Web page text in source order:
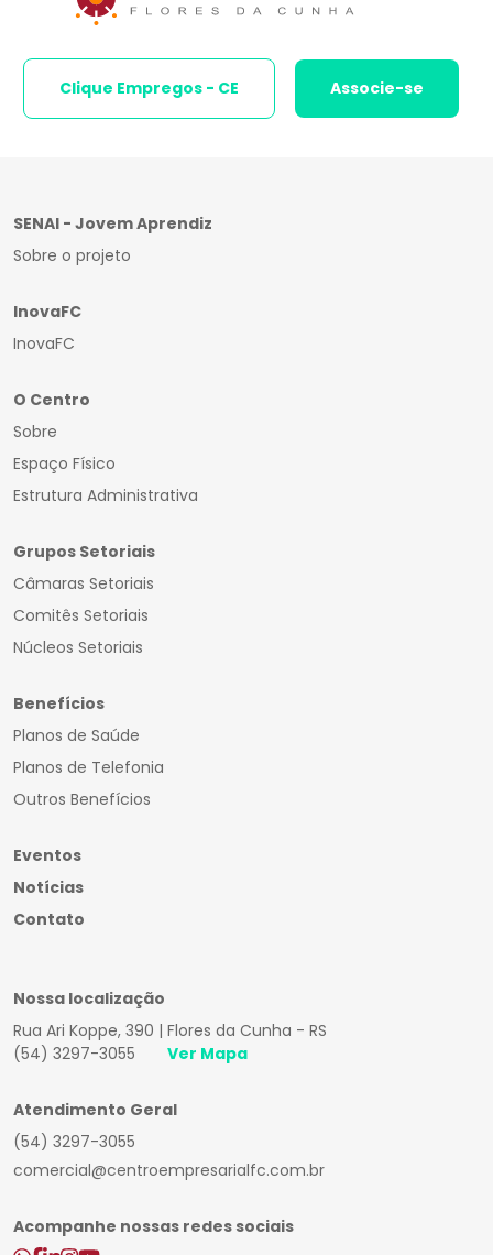
Clique Empregos - CE Associe-se
SENAI - Jovem Aprendiz
Sobre o projeto
InovaFC
InovaFC
O Centro
Sobre
Espaço Físico
Estrutura Administrativa
Grupos Setoriais
Câmaras Setoriais
Comitês Setoriais
Núcleos Setoriais
Benefícios
Planos de Saúde
Planos de Telefonia
Outros Benefícios
Eventos
Notícias
Contato
Nossa localização
Rua Ari Koppe, 390 | Flores da Cunha - RS
(54) 3297-3055
Ver Mapa
Atendimento Geral
(54) 3297-3055
comercial@centroempresarialfc.com.br
Acompanhe nossas redes sociais